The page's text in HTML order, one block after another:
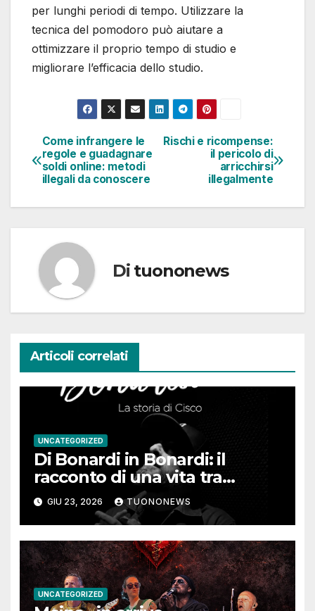
per lunghi periodi di tempo. Utilizzare la
tecnica del pomodoro può aiutare a
ottimizzare il proprio tempo di studio e
migliorare l’efficacia dello studio.
Navigazione
articoli
Rischi e ricompense:
il pericolo di
arricchirsi
illegalmente
Come infrangere le
regole e guadagnare
soldi online: metodi
illegali da conoscere
Di tuononews
Articoli correlati
UNCATEGORIZED
Di Bonardi in Bonardi: il
racconto di una vita tra
memoria, musica e identità
GIU 23, 2026 TUONONEWS
UNCATEGORIZED